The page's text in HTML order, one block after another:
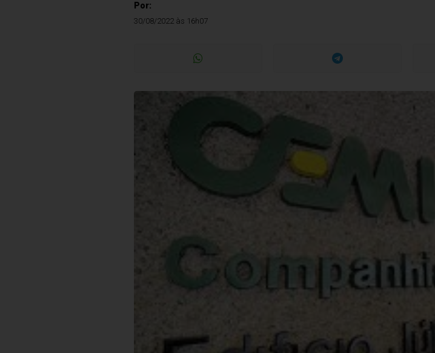
Por:
30/08/2022 às 16h07